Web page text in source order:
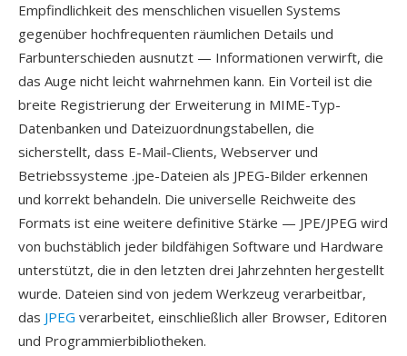
Empfindlichkeit des menschlichen visuellen Systems
gegenüber hochfrequenten räumlichen Details und
Farbunterschieden ausnutzt — Informationen verwirft, die
das Auge nicht leicht wahrnehmen kann. Ein Vorteil ist die
breite Registrierung der Erweiterung in MIME-Typ-
Datenbanken und Dateizuordnungstabellen, die
sicherstellt, dass E-Mail-Clients, Webserver und
Betriebssysteme .jpe-Dateien als JPEG-Bilder erkennen
und korrekt behandeln. Die universelle Reichweite des
Formats ist eine weitere definitive Stärke — JPE/JPEG wird
von buchstäblich jeder bildfähigen Software und Hardware
unterstützt, die in den letzten drei Jahrzehnten hergestellt
wurde. Dateien sind von jedem Werkzeug verarbeitbar,
das JPEG verarbeitet, einschließlich aller Browser, Editoren
und Programmierbibliotheken.